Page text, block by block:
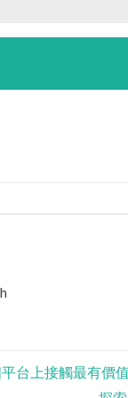
台上接觸最有價